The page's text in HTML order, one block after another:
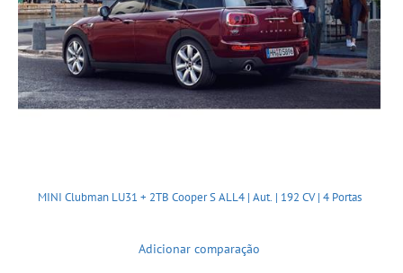
MINI Clubman LU31 + 2TB Cooper S ALL4 | Aut. | 192 CV | 4 Portas
Adicionar comparação